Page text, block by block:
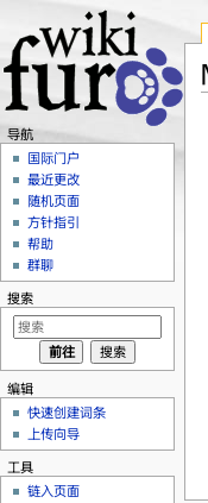
导航
国际门户
最近更改
随机页面
方针指引
帮助
群聊
搜索
编辑
快速创建词条
上传向导
工具
链入页面